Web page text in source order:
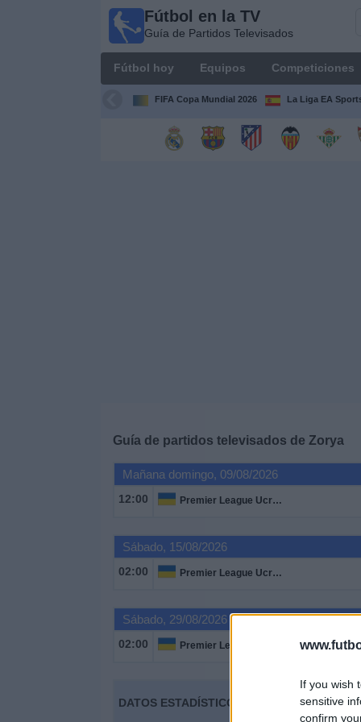
If you wish
sensitive
confirm
Fútbol en la TV
Guía de Partidos Televisados
Fútbol hoy Equipos Competiciones
FIFA Copa Mundial 2026 La Liga EA
Guía de partidos televisados de Zorya
Mañana domingo, 09/08/2026
12:00 Premier League Ucrania
Sábado, 15/08/2026
02:00 Premier League Ucrania
Sábado, 29/08/2026
02:00
DATOS ESTADÍSTICOS DEL EQUIPO